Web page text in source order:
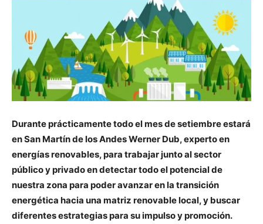
Durante prácticamente todo el mes de setiembre estará
en San Martín de los Andes Werner Dub, experto en
energías renovables, para trabajar junto al sector
público y privado en detectar todo el potencial de
nuestra zona para poder avanzar en la transición
energética hacia una matriz renovable local, y buscar
diferentes estrategias para su impulso y promoción.